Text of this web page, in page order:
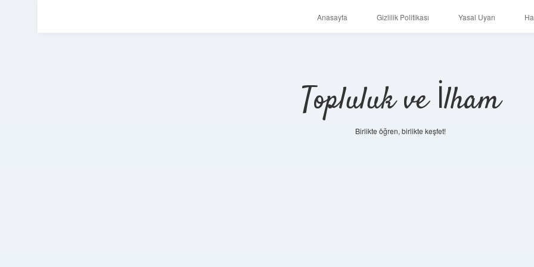
Anasayfa Gizlilik Politikası Yasal Uyarı
Topluluk ve İlham
Birlikte öğren, birlikte keşfet!